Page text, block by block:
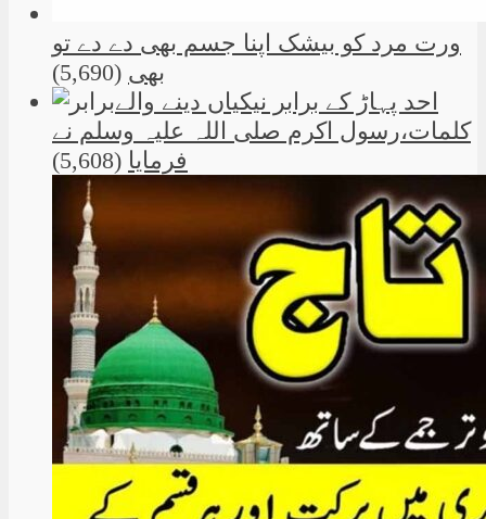
ورت مرد کو بیشک اپنا جسم بھی دے دے تو
بھی (5,690)
احد پہاڑ کے برابر نیکیاں دینے والے
کلمات،رسول اکرم صلی اللہ علیہ وسلم نے
فرمایا (5,608)